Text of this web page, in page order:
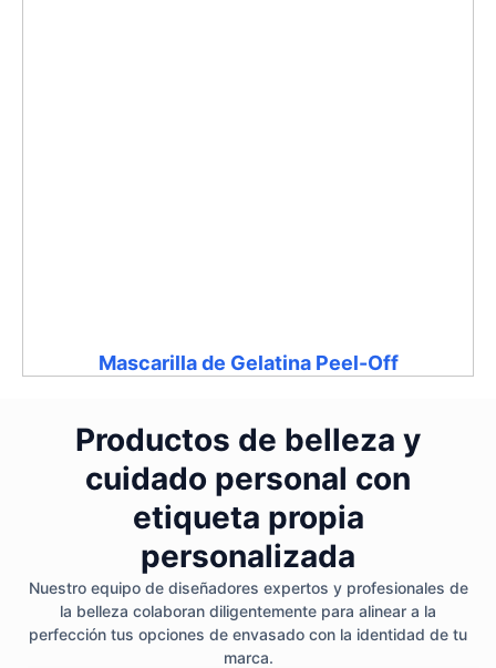
Mascarilla de Gelatina Peel-Off
Productos de belleza y
cuidado personal con
etiqueta propia
personalizada
Nuestro equipo de diseñadores expertos y profesionales de
la belleza colaboran diligentemente para alinear a la
perfección tus opciones de envasado con la identidad de tu
marca.